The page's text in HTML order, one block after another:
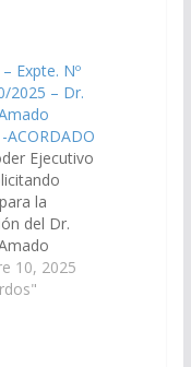
Expte. Nº
2025 – Dr.
ACORDADO
Ejecutivo
la
del Dr.
D.N.I. N°
en el cargo
10, 2025